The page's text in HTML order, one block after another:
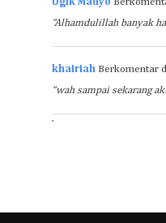
Ugik Madyo
“Alhamdulillah banyak
khairiah Berkomentar
“wah sampai sekarang
`